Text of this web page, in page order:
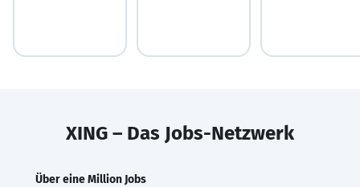
XING – Das Jobs-Netzwerk
Über eine Million Jobs